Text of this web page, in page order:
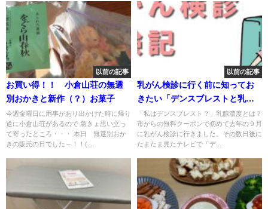
以前の記事
お買い得！！ 小倉山荘の無選
別おかきと新作（？）お菓子
今週金曜日に用事があり出かけた時に帰り
道に小倉山荘があるので 急きょ思い立っ
て寄ったところ・・・ 本日 無選別おか
きの販売の日でした～！！(...
以前の記事
乳がん検診に行く前に知ってお
きたい「デンスブレストと乳腺
症」・体験談②
「私はデンスブレスト？」乳腺濃度とは？
市からの無料クーポンで初めて去年の９月
に乳がん検診に行きました。その数日後に
たまたま見たテレビで「デ...